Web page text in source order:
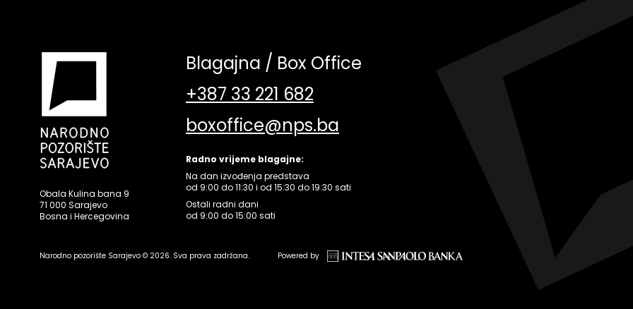
Obala Kulina bana 9
71 000 Sarajevo
Bosna i Hercegovina
Blagajna / Box Office
+387 33 221 682
boxoffice@nps.ba
Radno vrijeme blagajne:
Na dan izvođenja predstava
od 9:00 do 11:30 i od 15:30 do 19:30 sati
Ostali radni dani
od 9:00 do 15:00 sati
Powered by
Narodno pozorište Sarajevo © 2026. Sva prava zadržana.